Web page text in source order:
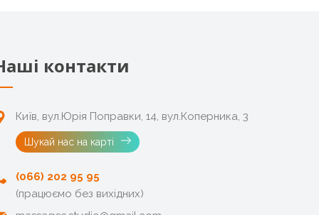
контакти
Київ, вул.Юрія Поправки, 14, вул.Коперника, 3
Шукай нас на карті
(066) 202 95 95
(працюємо без вихідних)